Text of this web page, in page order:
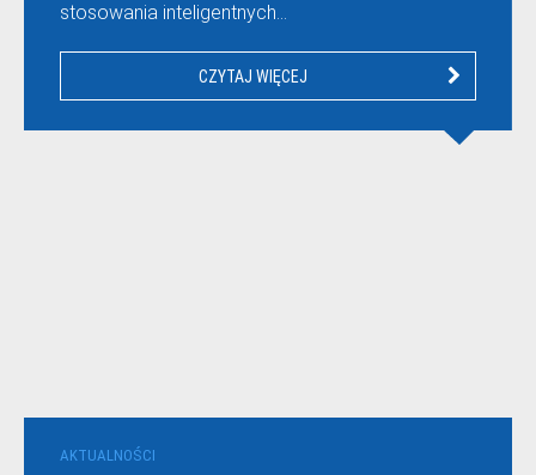
stosowania inteligentnych…
CZYTAJ WIĘCEJ
AKTUALNOŚCI